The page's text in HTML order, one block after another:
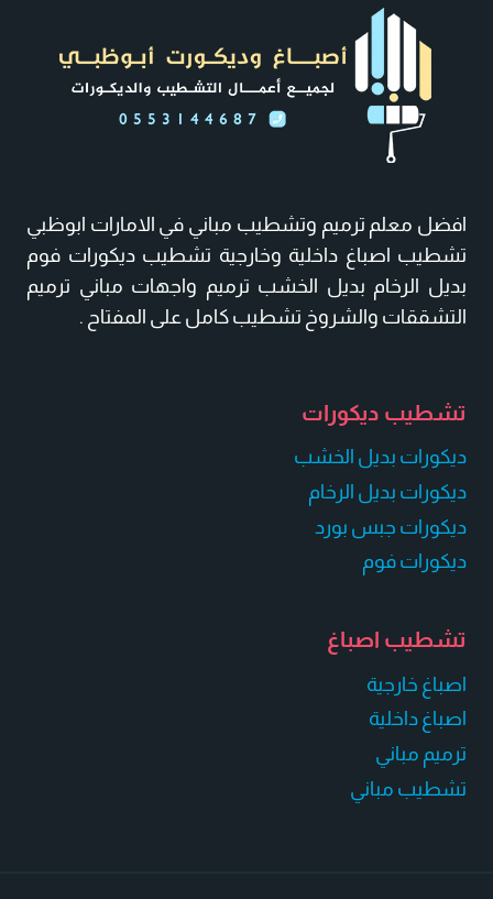
الخشب
ابوظبي
–
الواح
بديل
افضل معلم ترميم وتشطيب مباني في الامارات ابوظبي
تشطيب اصباغ داخلية وخارجية تشطيب ديكورات فوم
بديل الرخام بديل الخشب ترميم واجهات مباني ترميم
التشققات والشروخ تشطيب كامل على المفتاح .
تشطيب ديكورات
ديكورات بديل الخشب
ديكورات بديل الرخام
ديكورات جبس بورد
ديكورات فوم
تشطيب اصباغ
اصباغ خارجية
اصباغ داخلية
ترميم مباني
تشطيب مباني